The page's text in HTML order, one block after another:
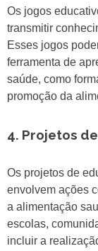
Os jogos
transmitir
Esses jogos
ferramenta de
saúde, como
promoção da
4. Projetos
Os projetos de
envolvem ações
a alimentação
escolas,
incluir a